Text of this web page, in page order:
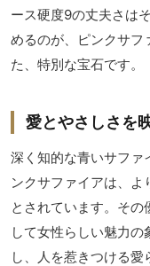
ース硬度9の丈夫さは
めるのが、ピンクサフ
た、特別な宝石です。
愛とやさしさを
深く知的な青いサファ
ンクサファイアは、
とされています。そ
して女性らしい魅力
し、人を惹きつける